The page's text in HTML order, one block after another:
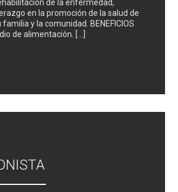
de la enfermedad,
en la promoción de la salud de
familia y la comunidad. BENEFICIOS
de alimentación. […]